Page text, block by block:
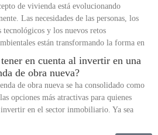
de vivienda está evolucionando
Las necesidades de las personas, los
tecnológicos y los nuevos retos
están transformando la forma en
tener en cuenta al invertir en una
de obra nueva?
de obra nueva se ha consolidado como
opciones más atractivas para quienes
invertir en el sector inmobiliario. Ya sea